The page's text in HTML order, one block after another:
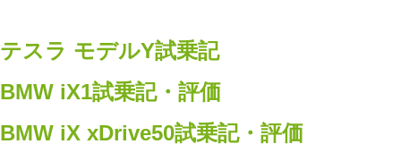
テスラ モデルY試乗記
BMW iX1試乗記・評価
BMW iX xDrive50試乗記・評価